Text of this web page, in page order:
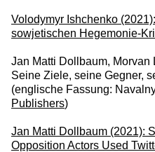
Volodymyr Ishchenko
sowjetischen Hegemonie-
Jan Matti Dollbaum,
Seine Ziele, seine Gegner,
(englische Fassung:
Publishers)
Jan Matti Dollbaum (2021):
Opposition Actors Used